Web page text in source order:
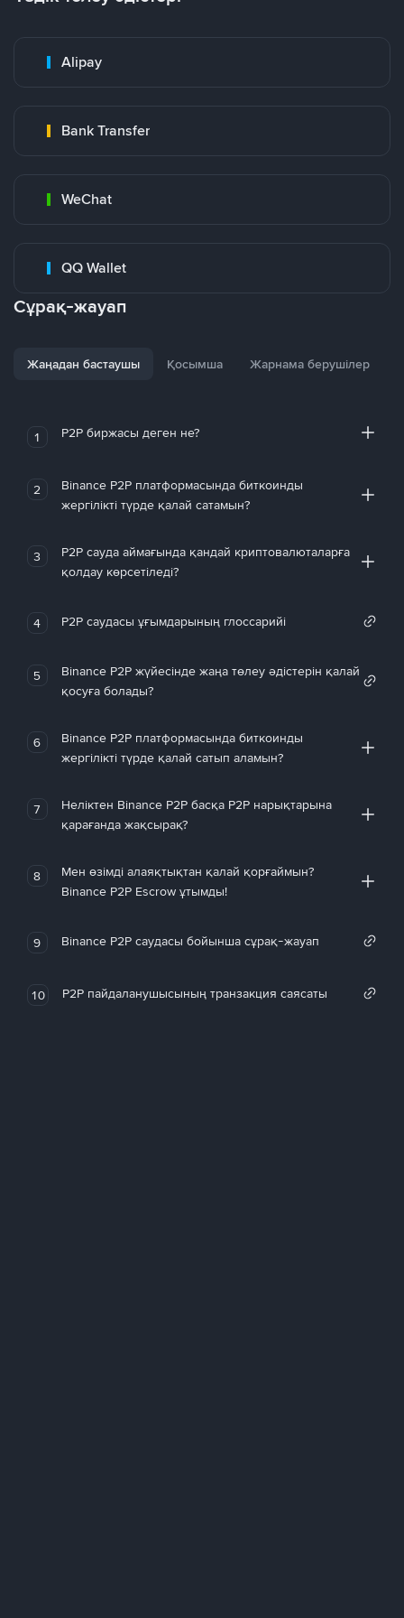
Alipay
Bank Transfer
WeChat
QQ Wallet
Сұрақ-жауап
Жаңадан бастаушы Қосымша Жарнама берушілер
1 P2P биржасы деген не?
2
Binance P2P платформасында биткоинды
жергілікті түрде қалай сатамын?
3
P2P сауда аймағында қандай криптовалюталарға
қолдау көрсетіледі?
4 P2P саудасы ұғымдарының глоссарийі
5
Binance P2P жүйесінде жаңа төлеу әдістерін қалай
қосуға болады?
6
Binance P2P платформасында биткоинды
жергілікті түрде қалай сатып аламын?
7
Неліктен Binance P2P басқа P2P нарықтарына
қарағанда жақсырақ?
8
Мен өзімді алаяқтықтан қалай қорғаймын?
Binance P2P Escrow ұтымды!
9 Binance P2P саудасы бойынша сұрақ-жауап
10 P2P пайдаланушысының транзакция саясаты